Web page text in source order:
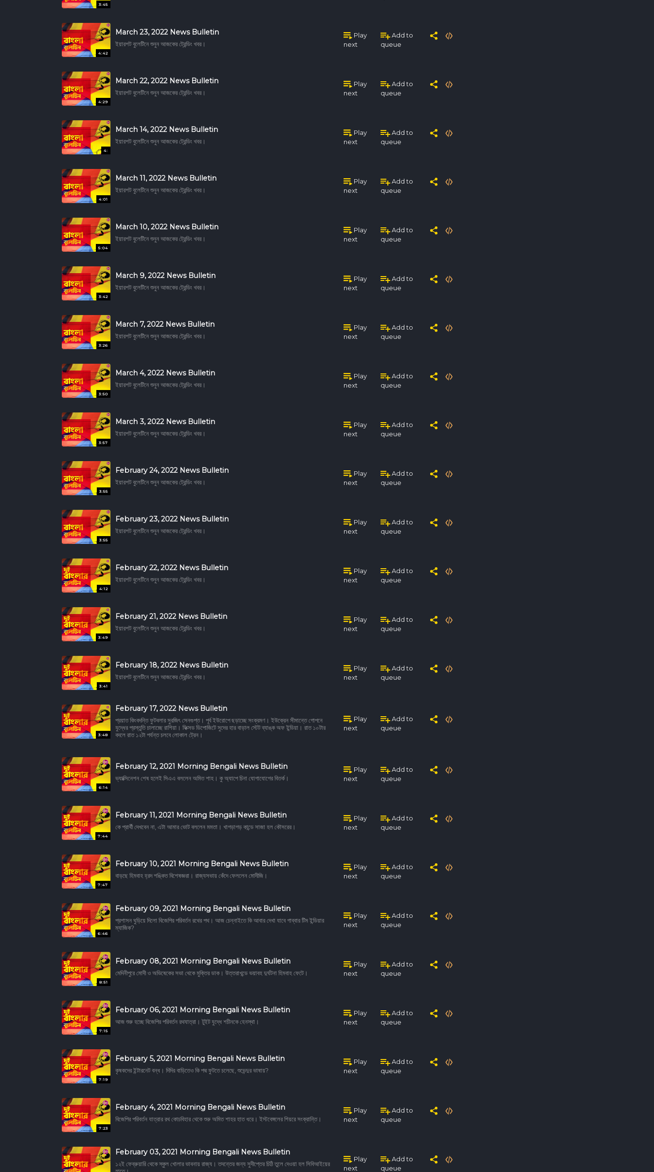
3:45
4:42
March 23, 2022 News Bulletin
ইয়ারশট বুলেটিনে শুনুন আজকের ট্রেন্ডিং খবর।
Play
next
Add to
queue
4:29
March 22, 2022 News Bulletin
ইয়ারশট বুলেটিনে শুনুন আজকের ট্রেন্ডিং খবর।
Play
next
Add to
queue
4:
March 14, 2022 News Bulletin
ইয়ারশট বুলেটিনে শুনুন আজকের ট্রেন্ডিং খবর।
Play
next
Add to
queue
4:01
March 11, 2022 News Bulletin
ইয়ারশট বুলেটিনে শুনুন আজকের ট্রেন্ডিং খবর।
Play
next
Add to
queue
5:04
March 10, 2022 News Bulletin
ইয়ারশট বুলেটিনে শুনুন আজকের ট্রেন্ডিং খবর।
Play
next
Add to
queue
3:42
March 9, 2022 News Bulletin
ইয়ারশট বুলেটিনে শুনুন আজকের ট্রেন্ডিং খবর।
Play
next
Add to
queue
3:26
March 7, 2022 News Bulletin
ইয়ারশট বুলেটিনে শুনুন আজকের ট্রেন্ডিং খবর।
Play
next
Add to
queue
3:50
March 4, 2022 News Bulletin
ইয়ারশট বুলেটিনে শুনুন আজকের ট্রেন্ডিং খবর।
Play
next
Add to
queue
3:57
March 3, 2022 News Bulletin
ইয়ারশট বুলেটিনে শুনুন আজকের ট্রেন্ডিং খবর।
Play
next
Add to
queue
3:55
February 24, 2022 News Bulletin
ইয়ারশট বুলেটিনে শুনুন আজকের ট্রেন্ডিং খবর।
Play
next
Add to
queue
3:55
February 23, 2022 News Bulletin
ইয়ারশট বুলেটিনে শুনুন আজকের ট্রেন্ডিং খবর।
Play
next
Add to
queue
4:12
February 22, 2022 News Bulletin
ইয়ারশট বুলেটিনে শুনুন আজকের ট্রেন্ডিং খবর।
Play
next
Add to
queue
3:49
February 21, 2022 News Bulletin
ইয়ারশট বুলেটিনে শুনুন আজকের ট্রেন্ডিং খবর।
Play
next
Add to
queue
3:41
February 18, 2022 News Bulletin
ইয়ারশট বুলেটিনে শুনুন আজকের ট্রেন্ডিং খবর।
Play
next
Add to
queue
3:48
February 17, 2022 News Bulletin
প্রয়াত কিংবদন্তি ফুটবলার সুরজিৎ সেনগুপ্ত। পূর্ব ইউরোপে ছড়াচ্ছে সংক্রমণ। ইউক্রেন সীমান্তে গোপনে
যুদ্ধের প্রস্তুতি চালাচ্ছে রাশিয়া। ফিক্সড ডিপোজিটে সুদের হার বাড়াল স্টেট ব্যাঙ্ক অফ ইন্ডিয়া। রাত ১০টার
বদলে রাত ১২টা পর্যন্ত চলবে লোকাল ট্রেন।
Play
next
Add to
queue
6:14
February 12, 2021 Morning Bengali News Bulletin
ভ্যাক্সিনেশন শেষ হলেই সিএএ বললেন অমিত শাহ। কু অ্যাপে চিনা যোগাযোগের বিতর্ক।
Play
next
Add to
queue
7:44
February 11, 2021 Morning Bengali News Bulletin
কে প্রার্থী দেখবেন না, এটা আমার ভোট বললেন মমতা। খাগড়াগড় কান্ডে সাজা হল কৌসরের।
Play
next
Add to
queue
7:47
February 10, 2021 Morning Bengali News Bulletin
বাড়ছে হিমবাহ হ্রদ শঙ্কিত বিশেষজ্ঞরা। রাজ্যসভায় কেঁদে ফেললেন মোদীজি।
Play
next
Add to
queue
6:46
February 09, 2021 Morning Bengali News Bulletin
প্রশাসন ঘুড়িয়ে দিলো বিজেপির পরিবর্তন রথের পথ। আজ চেন্নাইতে কি আবার দেখা যাবে গাব্বার টিম ইন্ডিয়ার
ম্যাজিক?
Play
next
Add to
queue
8:51
February 08, 2021 Morning Bengali News Bulletin
মেদিনীপুরে মোদী ও অভিষেকের সভা থেকে মুক্তির ডাক। উত্তরাখন্ডে ভয়াবহ দুর্ঘটনা হিমবাহ ফেটে।
Play
next
Add to
queue
7:15
February 06, 2021 Morning Bengali News Bulletin
আজ শুরু হচ্ছে বিজেপির পরিবর্তন রথযাত্রা। টুইট যুদ্ধে শচীনকে হেনস্থা।
Play
next
Add to
queue
7:19
February 5, 2021 Morning Bengali News Bulletin
কৃষকদের ইন্টারনেট বন্ধ। দিদির বাড়িতেও কি পদ্ম ফুটতে চলেছে, শুভেন্দুর ভাষায়?
Play
next
Add to
queue
7:23
February 4, 2021 Morning Bengali News Bulletin
বিজেপির পরিবর্তন যাত্রার রথ কোচবিহার থেকে শুরু অমিত শাহর হাত ধরে। ইস্টবেঙ্গলের শিয়রে সংক্রান্তি।
Play
next
Add to
queue
February 03, 2021 Morning Bengali News Bulletin
১২ই ফেব্রুয়ারি থেকে স্কুল খোলার ভাবনায় রাজ্য। তদন্তের জন্য সুদীপ্তের চিঠি তুলে দেওয়া হল সিবিআইয়ের
Play
next
Add to
queue